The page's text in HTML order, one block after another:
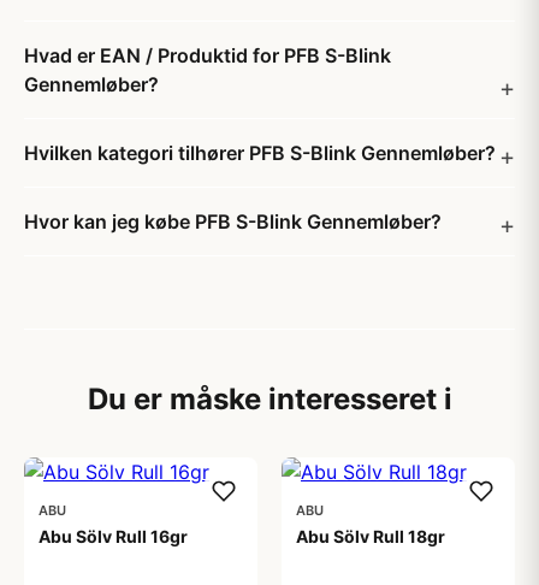
Hvad er EAN / Produktid for PFB S-Blink
Gennemløber?
Hvilken kategori tilhører PFB S-Blink Gennemløber?
Hvor kan jeg købe PFB S-Blink Gennemløber?
Du er måske interesseret i
ABU
Abu Sölv Rull 16gr
ABU
Abu Sölv Rull 18gr